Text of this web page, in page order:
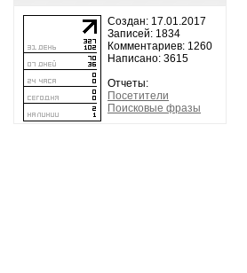
Создан: 17.01.2017
Записей: 1834
Комментариев: 1260
Написано: 3615
Отчеты:
Посетители
Поисковые фразы